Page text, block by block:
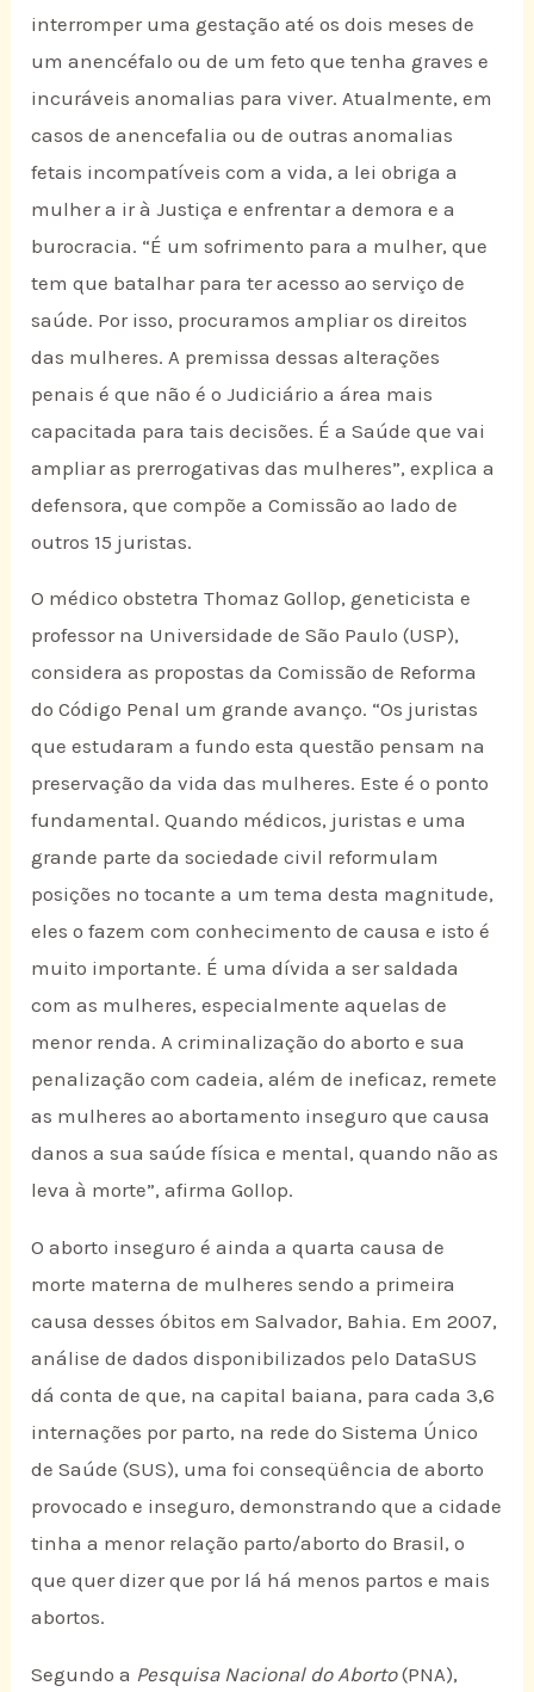
interromper uma gestação até os dois meses de
um anencéfalo ou de um feto que tenha graves e
incuráveis anomalias para viver. Atualmente, em
casos de anencefalia ou de outras anomalias
fetais incompatíveis com a vida, a lei obriga a
mulher a ir à Justiça e enfrentar a demora e a
burocracia. “É um sofrimento para a mulher, que
tem que batalhar para ter acesso ao serviço de
saúde. Por isso, procuramos ampliar os direitos
das mulheres. A premissa dessas alterações
penais é que não é o Judiciário a área mais
capacitada para tais decisões. É a Saúde que vai
ampliar as prerrogativas das mulheres”, explica a
defensora, que compõe a Comissão ao lado de
outros 15 juristas.
O médico obstetra Thomaz Gollop, geneticista e
professor na Universidade de São Paulo (USP),
considera as propostas da Comissão de Reforma
do Código Penal um grande avanço. “Os juristas
que estudaram a fundo esta questão pensam na
preservação da vida das mulheres. Este é o ponto
fundamental. Quando médicos, juristas e uma
grande parte da sociedade civil reformulam
posições no tocante a um tema desta magnitude,
eles o fazem com conhecimento de causa e isto é
muito importante. É uma dívida a ser saldada
com as mulheres, especialmente aquelas de
menor renda. A criminalização do aborto e sua
penalização com cadeia, além de ineficaz, remete
as mulheres ao abortamento inseguro que causa
danos a sua saúde física e mental, quando não as
leva à morte”, afirma Gollop.
O aborto inseguro é ainda a quarta causa de
morte materna de mulheres sendo a primeira
causa desses óbitos em Salvador, Bahia. Em 2007,
análise de dados disponibilizados pelo DataSUS
dá conta de que, na capital baiana, para cada 3,6
internações por parto, na rede do Sistema Único
de Saúde (SUS), uma foi conseqüência de aborto
provocado e inseguro, demonstrando que a cidade
tinha a menor relação parto/aborto do Brasil, o
que quer dizer que por lá há menos partos e mais
abortos.
Segundo a Pesquisa Nacional do Aborto(PNA),